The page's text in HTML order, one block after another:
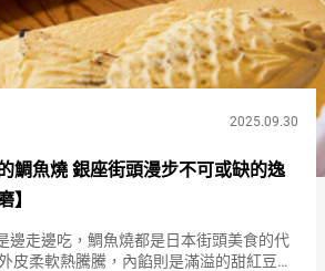
2025.09.30
鯛魚燒 銀座街頭漫步不可或缺的逸
】
邊走邊吃，鯛魚燒都是日本街頭美食的代
皮柔軟熱騰騰，內餡則是滿溢的甜紅豆